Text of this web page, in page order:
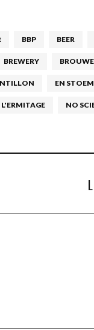
BBP BEER
BREWERY
EN
L'ERMITAGE NO